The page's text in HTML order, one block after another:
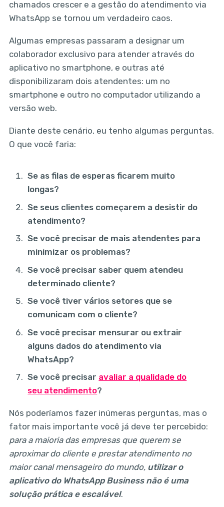
chamados crescer e a gestão do atendimento via
WhatsApp se tornou um verdadeiro caos.
Algumas empresas passaram a designar um
colaborador exclusivo para atender através do
aplicativo no smartphone, e outras até
disponibilizaram dois atendentes: um no
smartphone e outro no computador utilizando a
versão web.
Diante deste cenário, eu tenho algumas perguntas.
O que você faria:
Se as filas de esperas ficarem muito
longas?
Se seus clientes começarem a desistir do
atendimento?
Se você precisar de mais atendentes para
minimizar os problemas?
Se você precisar saber quem atendeu
determinado cliente?
Se você tiver vários setores que se
comunicam com o cliente?
Se você precisar mensurar ou extrair
alguns dados do atendimento via
WhatsApp?
Se você precisar avaliar a qualidade do
seu atendimento?
Nós poderíamos fazer inúmeras perguntas, mas o
fator mais importante você já deve ter percebido:
para a maioria das empresas que querem se
aproximar do cliente e prestar atendimento no
maior canal mensageiro do mundo, utilizar o
aplicativo do WhatsApp Business não é uma
solução prática e escalável.